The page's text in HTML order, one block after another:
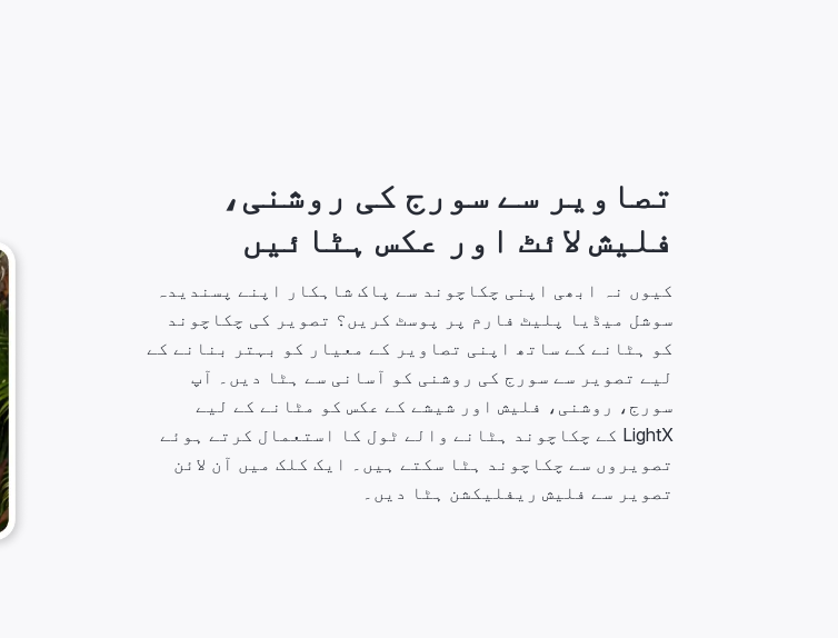
تصاویر سے سورج کی روشنی،
فلیش لائٹ اور عکس ہٹائیں
کیوں نہ ابھی اپنی چکاچوند سے پاک شاہکار اپنے پسندیدہ
سوشل میڈیا پلیٹ فارم پر پوسٹ کریں؟ تصویر کی چکاچوند
کو ہٹانے کے ساتھ اپنی تصاویر کے معیار کو بہتر بنانے کے
لیے تصویر سے سورج کی روشنی کو آسانی سے ہٹا دیں۔ آپ
سورج، روشنی، فلیش اور شیشے کے عکس کو مٹانے کے لیے
LightX کے چکاچوند ہٹانے والے ٹول کا استعمال کرتے ہوئے
تصویروں سے چکاچوند ہٹا سکتے ہیں۔ ایک کلک میں آن لائن
تصویر سے فلیش ریفلیکشن ہٹا دیں۔